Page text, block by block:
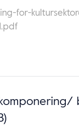
for-